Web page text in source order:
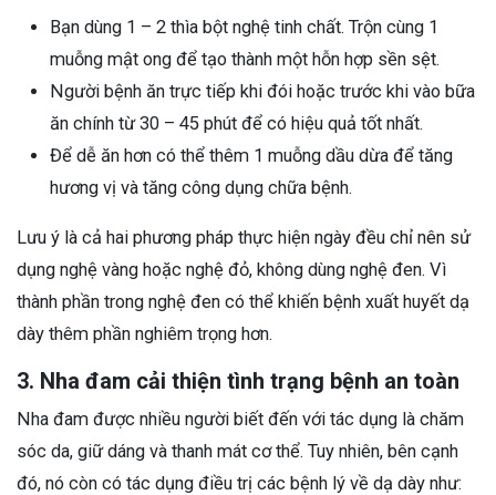
Bạn dùng 1 – 2 thìa bột nghệ tinh chất. Trộn cùng 1
muỗng mật ong để tạo thành một hỗn hợp sền sệt.
Người bệnh ăn trực tiếp khi đói hoặc trước khi vào bữa
ăn chính từ 30 – 45 phút để có hiệu quả tốt nhất.
Để dễ ăn hơn có thể thêm 1 muỗng dầu dừa để tăng
hương vị và tăng công dụng chữa bệnh.
Lưu ý là cả hai phương pháp thực hiện ngày đều chỉ nên sử
dụng nghệ vàng hoặc nghệ đỏ, không dùng nghệ đen. Vì
thành phần trong nghệ đen có thể khiến bệnh xuất huyết dạ
dày thêm phần nghiêm trọng hơn.
3. Nha đam cải thiện tình trạng bệnh an toàn
Nha đam được nhiều người biết đến với tác dụng là chăm
sóc da, giữ dáng và thanh mát cơ thể. Tuy nhiên, bên cạnh
đó, nó còn có tác dụng điều trị các bệnh lý về dạ dày như: